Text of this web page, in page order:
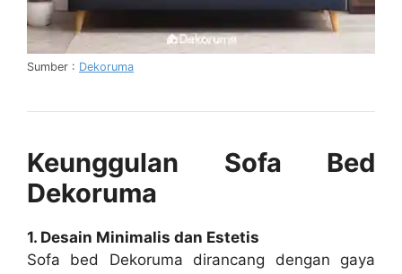
Sumber : Dekoruma
Keunggulan Sofa Bed
Dekoruma
1. Desain Minimalis dan Estetis
Sofa bed Dekoruma dirancang dengan gaya